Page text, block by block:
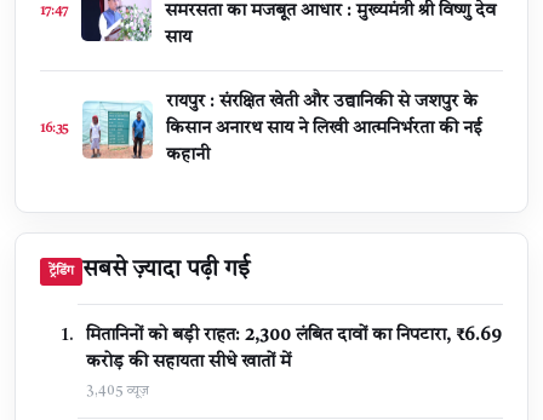
17:47
समरसता का मजबूत आधार : मुख्यमंत्री श्री विष्णु देव
साय
16:35
रायपुर : संरक्षित खेती और उद्यानिकी से जशपुर के
किसान अनारथ साय ने लिखी आत्मनिर्भरता की नई
कहानी
ट्रेंडिंग सबसे ज़्यादा पढ़ी गई
मितानिनों को बड़ी राहत: 2,300 लंबित दावों का निपटारा, ₹6.69
करोड़ की सहायता सीधे खातों में
3,405 व्यूज़